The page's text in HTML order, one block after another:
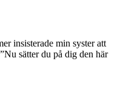
insisterade min syster att
sätter du på dig den här